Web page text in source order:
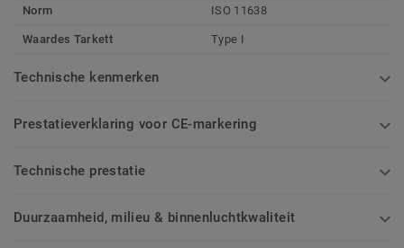
Norm
ISO 11638
Waardes Tarkett Type I
Technische kenmerken
Prestatieverklaring voor CE-markering
Technische prestatie
Duurzaamheid, milieu & binnenluchtkwaliteit